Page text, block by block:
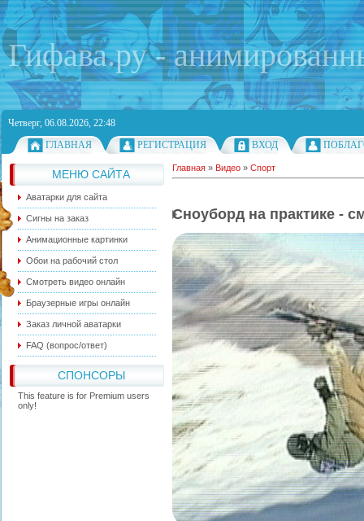
Гифава.ру -
Четверг, 06.08.2026, 22:48
ГЛАВНАЯ
РЕГИСТРАЦИЯ ВХОД
МЕНЮ САЙТА
Аватарки для сайта
Сигны на заказ
Анимационные картинки
Обои на рабочий стол
Смотреть видео онлайн
Браузерные игры онлайн
Заказ личной аватарки
FAQ (вопрос/ответ)
СПОНСОРЫ
This feature is for Premium users
only!
Главная » Видео » Спорт
Сноуборд на практике -